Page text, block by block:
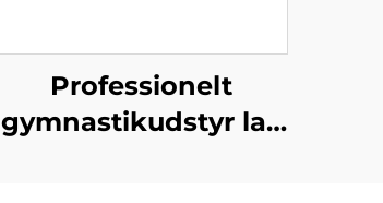
Professionelt
gymnastikudstyr lav